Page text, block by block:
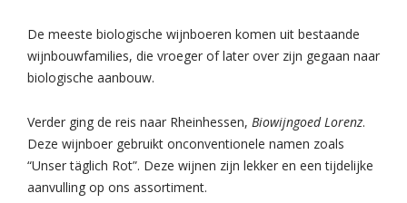
De meeste biologische wijnboeren komen uit bestaande
wijnbouwfamilies, die vroeger of later over zijn gegaan naar
biologische aanbouw.
Verder ging de reis naar Rheinhessen, Biowijngoed Lorenz.
Deze wijnboer gebruikt onconventionele namen zoals
“Unser täglich Rot”. Deze wijnen zijn lekker en een tijdelijke
aanvulling op ons assortiment.